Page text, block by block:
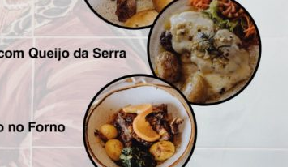
A marca Sporting em
todo o mundo está a
crescer atrás de
Ronaldo. Autor: Paulo
Freitas do Amaral
5 de Agosto de 2026
Falso crescimento…
Autor: Nuno Pereira
1 de Agosto de 2026